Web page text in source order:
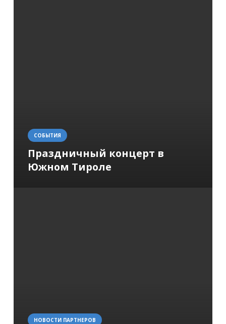
СОБЫТИЯ
Праздничный концерт в
Южном Тироле
НОВОСТИ ПАРТНЕРОВ